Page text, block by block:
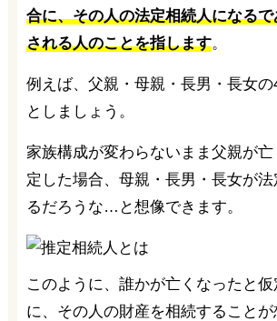
合に、その人の法定相続人になる
される人のことを指します。
例えば、父親・母親・長男・長女の
としましょう。
家族構成が変わらないまま父親が
定した場合、母親・長男・長女が
るだろうな…と想像できます。
このように、誰かが亡くなったと
に、その人の財産を相続することが